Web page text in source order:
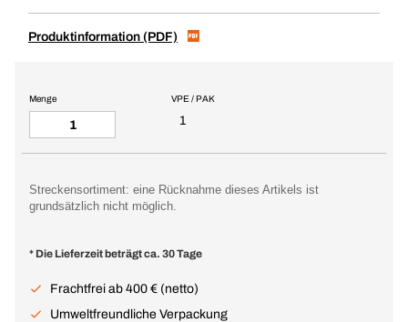
Produktinformation (PDF)
VPE / PAK
1
Menge
Streckensortiment: eine Rücknahme dieses Artikels ist
grundsätzlich nicht möglich.
* Die Lieferzeit beträgt ca. 30 Tage
Frachtfrei ab 400 € (netto)
Umweltfreundliche Verpackung